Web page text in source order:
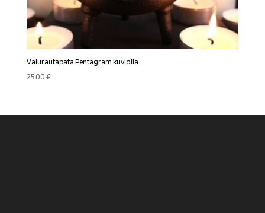
Valurautapata Pentagram kuviolla
25,00€